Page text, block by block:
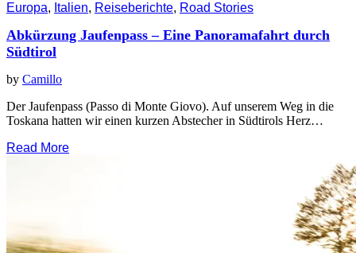
Europa, Italien, Reiseberichte, Road Stories
Abkürzung Jaufenpass – Eine Panoramafahrt durch
Südtirol
by Camillo
Der Jaufenpass (Passo di Monte Giovo). Auf unserem Weg in die
Toskana hatten wir einen kurzen Abstecher in Südtirols Herz…
Read More